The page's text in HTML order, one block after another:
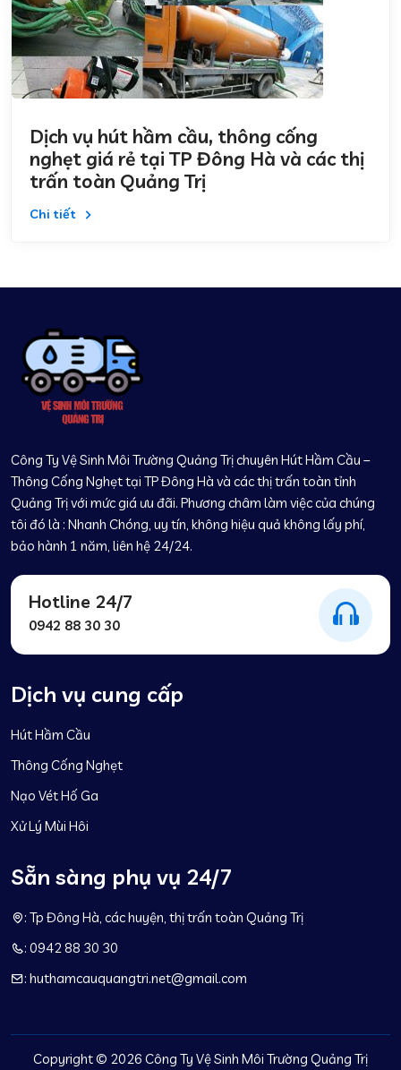
Dịch vụ hút hầm cầu, thông cống
nghẹt giá rẻ tại TP Đông Hà và các thị
trấn toàn Quảng Trị
Chi tiết
Công Ty Vệ Sinh Môi Trường Quảng Trị chuyên Hút Hầm Cầu –
Thông Cống Nghẹt tại TP Đông Hà và các thị trấn toàn tỉnh
Quảng Trị với mức giá ưu đãi. Phương châm làm việc của chúng
tôi đó là : Nhanh Chóng, uy tín, không hiệu quả không lấy phí,
bảo hành 1 năm, liên hệ 24/24.
Hotline 24/7
0942 88 30 30
Dịch vụ cung cấp
Hút Hầm Cầu
Thông Cống Nghẹt
Nạo Vét Hố Ga
Xử Lý Mùi Hôi
Sẵn sàng phụ vụ 24/7
: Tp Đông Hà, các huyện, thị trấn toàn Quảng Trị
: 0942 88 30 30
: huthamcauquangtri.net@gmail.com
Copyright © 2026 Công Ty Vệ Sinh Môi Trường Quảng Trị